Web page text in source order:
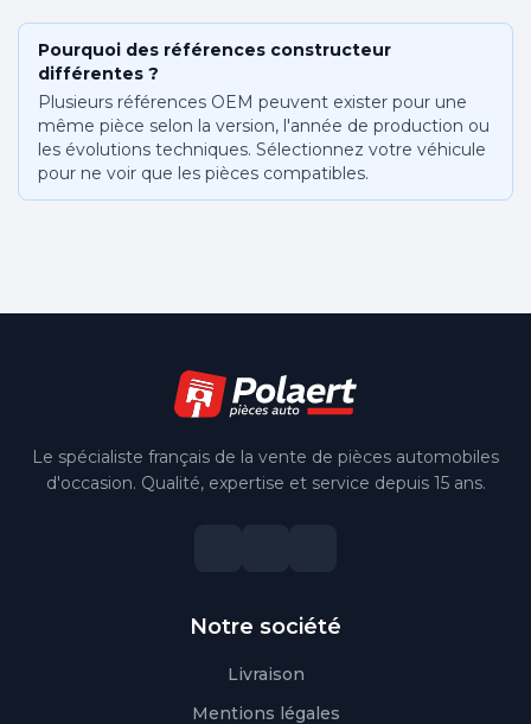
Pourquoi des références constructeur
différentes ?
Plusieurs références OEM peuvent exister pour une
même pièce selon la version, l'année de production ou
les évolutions techniques. Sélectionnez votre véhicule
pour ne voir que les pièces compatibles.
Le spécialiste français de la vente de pièces automobiles
d'occasion. Qualité, expertise et service depuis 15 ans.
Notre société
Livraison
Mentions légales